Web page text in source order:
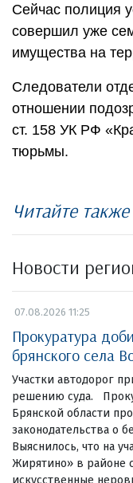
Сейчас полиция
совершил уже
имущества на
Следователи
отношении
ст. 158 УК РФ
тюрьмы.
Читайте также
Новости
07.08.2026 11:25
Прокуратура
брянского села
Участки автодорог
решению суда.
Брянской области
законодательства о
Выяснилось, что на
Жирятино» в районе
искусственные